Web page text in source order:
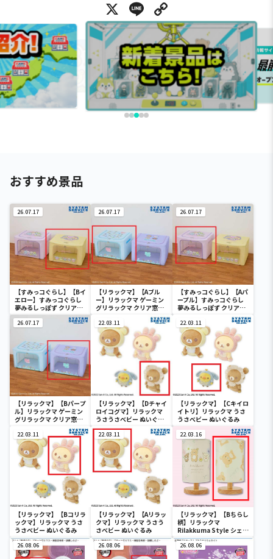
X Line
おすすめ景品
26.07.17
【すみっコぐらし】【Bイ
エロー】すみっコぐらし
夢みるしっぽず クリア窓
付き収納ボックス
26.07.17
【リラックマ】【Aブル
ー】リラックマ ゲーミン
グリラックマ クリア窓付
26.07.17
【すみっコぐらし】【Aパ
ープル】すみっコぐらし
夢みるしっぽず クリア窓
26.07.17
【リラックマ】【Bパープ
ル】リラックマ ゲーミン
グリラックマ クリア窓付
22.03.11
【リラックマ】【Dチャイ
ロイコグマ】リラックマ
うさうさべビー ぬいぐる
み
22.03.11
【リラックマ】【Cキイロ
イトリ】リラックマ うさ
うさべビー ぬいぐるみ
22.03.11
【リラックマ】【Bコリラ
ックマ】リラックマ うさ
うさべビー ぬいぐるみ
22.03.11
【リラックマ】【Aリラッ
クマ】リラックマ うさう
さべビー ぬいぐるみ
22.03.16
【リラックマ】【Bちらし
柄】リラックマ
Rilakkuma Style シェー
ドライト
26.08.06 26.08.06 26.08.06